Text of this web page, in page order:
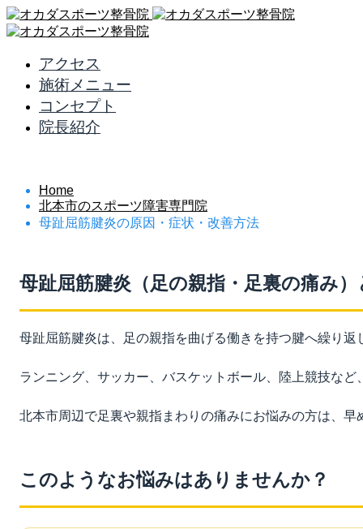
アクセス
施術メニュー
コンセプト
院長紹介
Home
北本市のスポーツ障害専門院
母趾屈筋腱炎の原因・症状・改善方法
母趾屈筋腱炎（足の親指・足裏の痛み）
母趾屈筋腱炎は、足の親指を曲げる働きを持つ腱へ繰り
ランニング、サッカー、バスケットボール、陸上競技な
北本市周辺で足裏や親指まわりの痛みにお悩みの方は、
このようなお悩みはありませんか？